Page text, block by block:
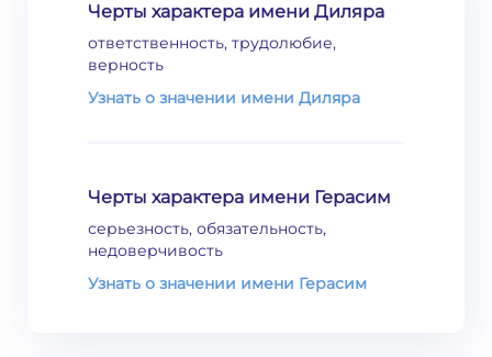
Черты характера имени Диляра
ответственность, трудолюбие,
верность
Узнать о значении имени Диляра
Черты характера имени Герасим
серьезность, обязательность,
недоверчивость
Узнать о значении имени Герасим